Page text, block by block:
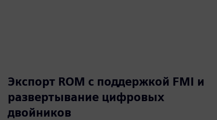
Экспорт ROM с поддержкой FMI и
развертывание цифровых
двойников